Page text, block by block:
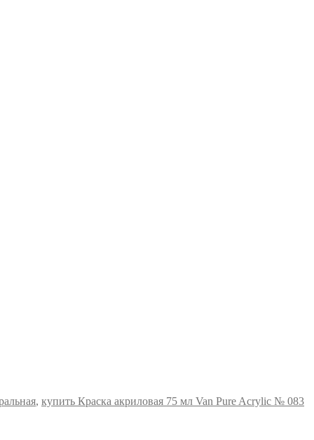
, купить Краска акриловая 75 мл Van Pure Acrylic № 083